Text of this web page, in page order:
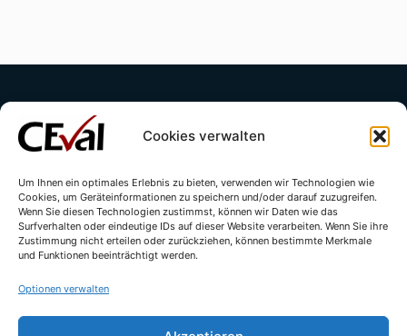
Cookies verwalten
Um Ihnen ein optimales Erlebnis zu bieten, verwenden wir Technologien wie
Cookies, um Geräteinformationen zu speichern und/oder darauf zuzugreifen.
Wenn Sie diesen Technologien zustimmst, können wir Daten wie das
Surfverhalten oder eindeutige IDs auf dieser Website verarbeiten. Wenn Sie ihre
Zustimmung nicht erteilen oder zurückziehen, können bestimmte Merkmale
und Funktionen beeinträchtigt werden.
Optionen verwalten
Kontakt Impressum Datenschutzerklärung
Cookie-Richtlinie (EU)